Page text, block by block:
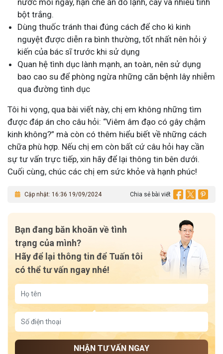
bột trắng.
Dùng thuốc tránh thai đúng cách để cho kì kinh
nguyệt được diễn ra bình thường, tốt nhất nên hỏi ý
kiến của bác sĩ trước khi sử dụng
Quan hệ tình dục lành mạnh, an toàn, nên sử dụng
bao cao su để phòng ngừa những căn bệnh lây nhiễm
qua đường tình dục
Tôi hi vọng, qua bài viết này, chị em không những tìm
được đáp án cho câu hỏi: “Viêm âm đạo có gây chậm
kinh không?” mà còn có thêm hiểu biết về những cách
chữa phù hợp. Nếu chị em còn bất cứ câu hỏi hay cần
sự tư vấn trực tiếp, xin hãy để lại thông tin bên dưới.
Cuối cùng, chúc các chị em sức khỏe và hạnh phúc!
Cập nhật: 16:36 19/09/2024 Chia sẻ bài viết
Bạn đang băn khoăn về tình
trạng của mình?
Hãy để lại thông tin để Tuấn tôi
có thể tư vấn ngay nhé!
NHẬN TƯ VẤN NGAY